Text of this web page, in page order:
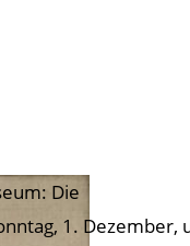
Die
1. Dezember,